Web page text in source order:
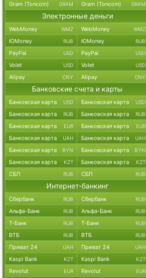
Gram (Toncoin) GRAM Gram (Toncoin) GRAM
Электронные деньги
WebMoney WMZ WebMoney WMZ
ЮMoney RUB ЮMoney RUB
PayPal USD PayPal USD
Volet USD Volet USD
Alipay CNY Alipay CNY
Банковские счета и карты
Банковская карта USD Банковская карта USD
Банковская карта RUB Банковская карта RUB
Банковская карта EUR Банковская карта EUR
Банковская карта UAH Банковская карта UAH
Банковская карта BYN Банковская карта BYN
Банковская карта KZT Банковская карта KZT
СБП RUB СБП RUB
Интернет-банкинг
Сбербанк RUB Сбербанк RUB
Альфа-Банк RUB Альфа-Банк RUB
Т-Банк RUB Т-Банк RUB
ВТБ RUB ВТБ RUB
Приват 24 UAH Приват 24 UAH
Kaspi Bank KZT Kaspi Bank KZT
Revolut EUR Revolut EUR